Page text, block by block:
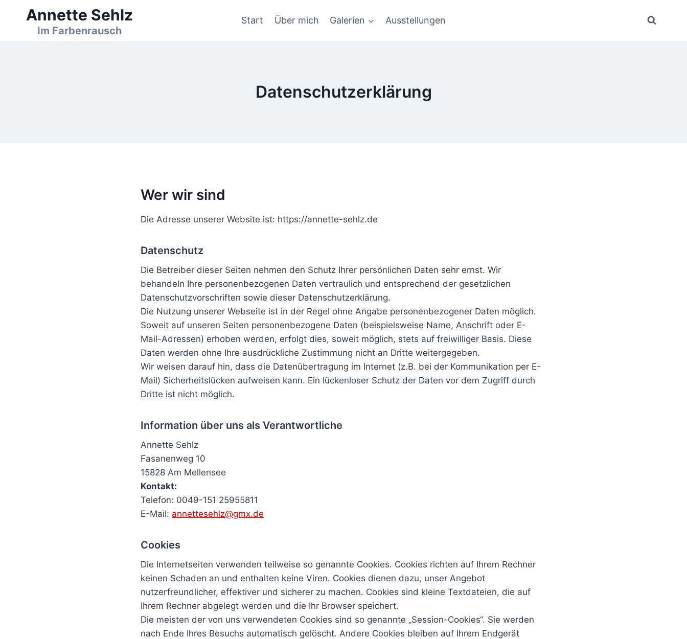
Annette Sehlz
Im Farbenrausch
Start Über mich Galerien Ausstellungen
Datenschutzerklärung
Wer wir sind
Die Adresse unserer Website ist: https://annette-sehlz.de
Datenschutz
Die Betreiber dieser Seiten nehmen den Schutz Ihrer persönlichen Daten sehr ernst. Wir
behandeln Ihre personenbezogenen Daten vertraulich und entsprechend der gesetzlichen
Datenschutzvorschriften sowie dieser Datenschutzerklärung.
Die Nutzung unserer Webseite ist in der Regel ohne Angabe personenbezogener Daten möglich.
Soweit auf unseren Seiten personenbezogene Daten (beispielsweise Name, Anschrift oder E-
Mail-Adressen) erhoben werden, erfolgt dies, soweit möglich, stets auf freiwilliger Basis. Diese
Daten werden ohne Ihre ausdrückliche Zustimmung nicht an Dritte weitergegeben.
Wir weisen darauf hin, dass die Datenübertragung im Internet (z.B. bei der Kommunikation per E-
Mail) Sicherheitslücken aufweisen kann. Ein lückenloser Schutz der Daten vor dem Zugriff durch
Dritte ist nicht möglich.
Information über uns als Verantwortliche
Annette Sehlz
Fasanenweg 10
15828 Am Mellensee
Kontakt:
Telefon: 0049-151 25955811
E-Mail: annettesehlz@gmx.de
Cookies
Die Internetseiten verwenden teilweise so genannte Cookies. Cookies richten auf Ihrem Rechner
keinen Schaden an und enthalten keine Viren. Cookies dienen dazu, unser Angebot
nutzerfreundlicher, effektiver und sicherer zu machen. Cookies sind kleine Textdateien, die auf
Ihrem Rechner abgelegt werden und die Ihr Browser speichert.
Die meisten der von uns verwendeten Cookies sind so genannte „Session-Cookies“. Sie werden
nach Ende Ihres Besuchs automatisch gelöscht. Andere Cookies bleiben auf Ihrem Endgerät